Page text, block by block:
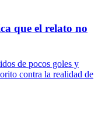
que el relato no
de pocos goles y
contra la realidad de